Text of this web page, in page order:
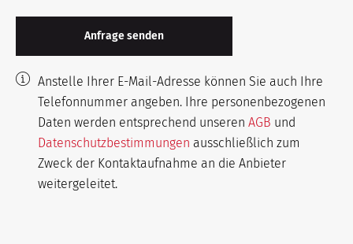
Anstelle Ihrer E-Mail-Adresse können Sie auch Ihre
Telefonnummer angeben. Ihre personenbezogenen
Daten werden entsprechend unseren AGB und
Datenschutzbestimmungen ausschließlich zum
Zweck der Kontaktaufnahme an die Anbieter
weitergeleitet.